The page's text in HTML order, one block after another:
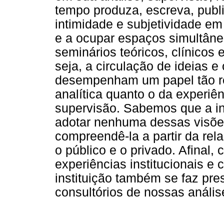
tempo produza, escreva,
intimidade e subjetividade
e a ocupar espaços
seminários teóricos, clínicos
seja, a circulação de ideias
desempenham um papel tão
analítica quanto o da
supervisão. Sabemos que a
adotar nenhuma dessas
compreendê-la a partir da
o público e o privado. Afinal,
experiências institucionais e
instituição também se faz
consultórios de nossas